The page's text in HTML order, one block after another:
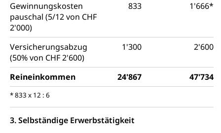
Gewinnungskosten
pauschal (5/12 von CHF
2'000)
833 1'666*
Versicherungsabzug
(50% von CHF 2'600)
1'300 2'600
Reineinkommen 24'867 47'734
* 833 x 12 : 6
3. Selbständige Erwerbstätigkeit